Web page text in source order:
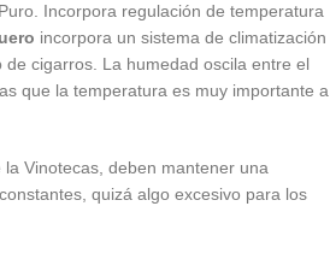
Incorpora regulación de temperatura
incorpora un sistema de climatización
cigarros. La humedad oscila entre el
que la temperatura es muy importante a
Vinotecas, deben mantener una
quizá algo excesivo para los